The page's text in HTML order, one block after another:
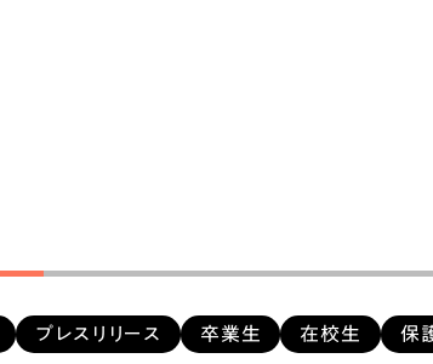
プレスリリース 卒業生 在校生 保